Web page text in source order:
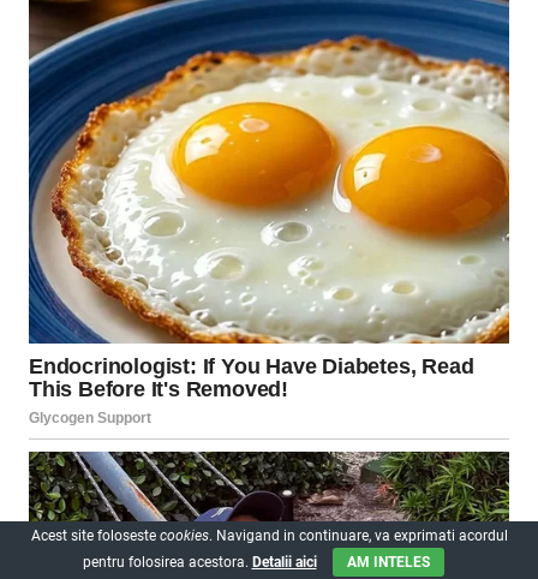
Acest site foloseste cookies. Navigand in continuare, va exprimati acordul
pentru folosirea acestora. Detalii aici AM INTELES